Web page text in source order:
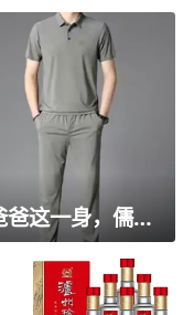
百元出头买一套！父亲节送爸爸这一身，儒雅有型还凉爽